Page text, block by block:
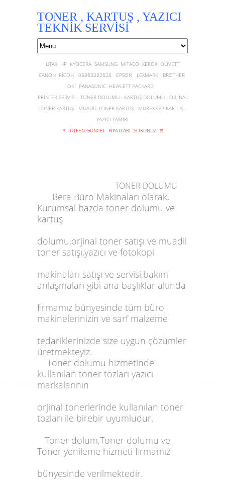
TONER , KARTUŞ , YAZICI
TEKNİK SERVİSİ
UTAX HP KYOCERA SAMSUNG MİTACO XEROX OLİVETTİ
CANON RİCOH 05363382628 EPSON LEXMARK BROTHER
OKİ PANASONİC HEWLETT PACKARD
PRİNTER SERVİSİ - TONER DOLUMU - KARTUŞ DOLUMU - ORJİNAL
TONER KARTUŞ - MUADİL TONER KARTUŞ - MÜREKKEP KARTUŞ -
YAZICI TAMİRİ
* LÜTFEN GÜNCEL FİYATLARI SORUNUZ !!!
TONER DOLUMU
Bera Büro Makinaları olarak,
Kurumsal bazda toner dolumu ve
kartuş
dolumu,orjinal toner satışı ve muadil
toner satışı,yazıcı ve fotokopi
makinaları satışı ve servisi,bakım
anlaşmaları gibi ana başlıklar altında
firmamız bünyesinde tüm büro
makinelerinizin ve sarf malzeme
tedariklerinizde size uygun çözümler
üretmekteyiz.
Toner dolumu hizmetinde
kullanılan toner tozları yazıcı
markalarının
orjinal tonerlerinde kullanılan toner
tozları ile birebir uyumludur.
Toner dolum,Toner dolumu ve
Toner yenileme hizmeti firmamız
bünyesinde verilmektedir.